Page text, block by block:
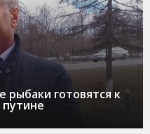
рыбаки готовятся к